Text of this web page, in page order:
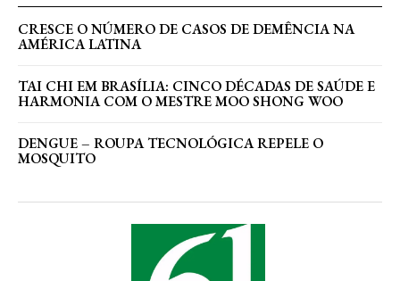
CRESCE O NÚMERO DE CASOS DE DEMÊNCIA NA
AMÉRICA LATINA
TAI CHI EM BRASÍLIA: CINCO DÉCADAS DE SAÚDE E
HARMONIA COM O MESTRE MOO SHONG WOO
DENGUE – ROUPA TECNOLÓGICA REPELE O
MOSQUITO